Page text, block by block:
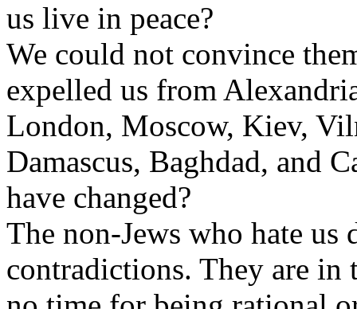
us live in peace?
We could not convince
expelled us from
London, Moscow, Kiev,
Damascus, Baghdad, and
have changed?
The non-Jews who hate us
contradictions. They are in